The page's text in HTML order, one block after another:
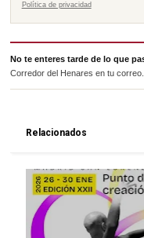
Política de privacidad
No te enteres tarde de lo que
Corredor del Henares en tu
Relacionados